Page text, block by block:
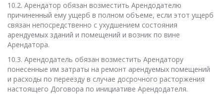
10.2. Арендатор обязан возместить Арендодателю
причиненный ему ущерб в полном объеме, если этот ущерб
связан непосредственно с ухудшением состояния
арендуемых зданий и помещений и возник по вине
Арендатора.
10.3. Арендодатель обязан возместить Арендатору
понесенные им затраты на ремонт арендуемых помещений
и расходы по переезду в случае досрочного расторжения
настоящего Договора по инициативе Арендодателя.